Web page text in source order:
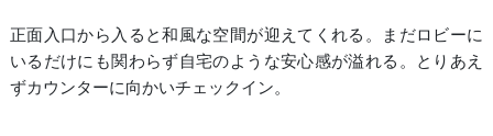
正面入口から入ると和風な空間が迎えてくれる。まだロビーに
いるだけにも関わらず自宅のような安心感が溢れる。とりあえ
ずカウンターに向かいチェックイン。